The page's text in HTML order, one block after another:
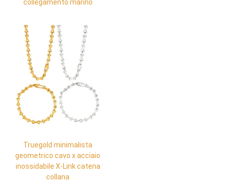
collegamento marino
Truegold minimalista
geometrico cavo x acciaio
inossidabile X-Link catena
collana